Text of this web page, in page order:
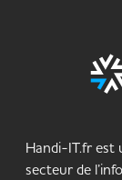
Handi-IT.fr est
secteur de